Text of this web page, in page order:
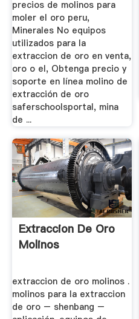
precios de molinos para
moler el oro peru,
Minerales No equipos
utilizados para la
extraccion de oro en venta,
oro o el, Obtenga precio y
soporte en línea molino de
extracción de oro
saferschoolsportal, mina
de ...
Extraccion De Oro
Molinos
extraccion de oro molinos .
molinos para la extraccion
de oro – shenbang –